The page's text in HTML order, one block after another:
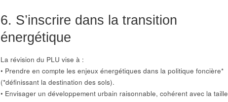
6. S’inscrire dans la transition
énergétique
La révision du PLU vise à :
• Prendre en compte les enjeux énergétiques dans la politique foncière*
(*définissant la destination des sols).
• Envisager un développement urbain raisonnable, cohérent avec la taille